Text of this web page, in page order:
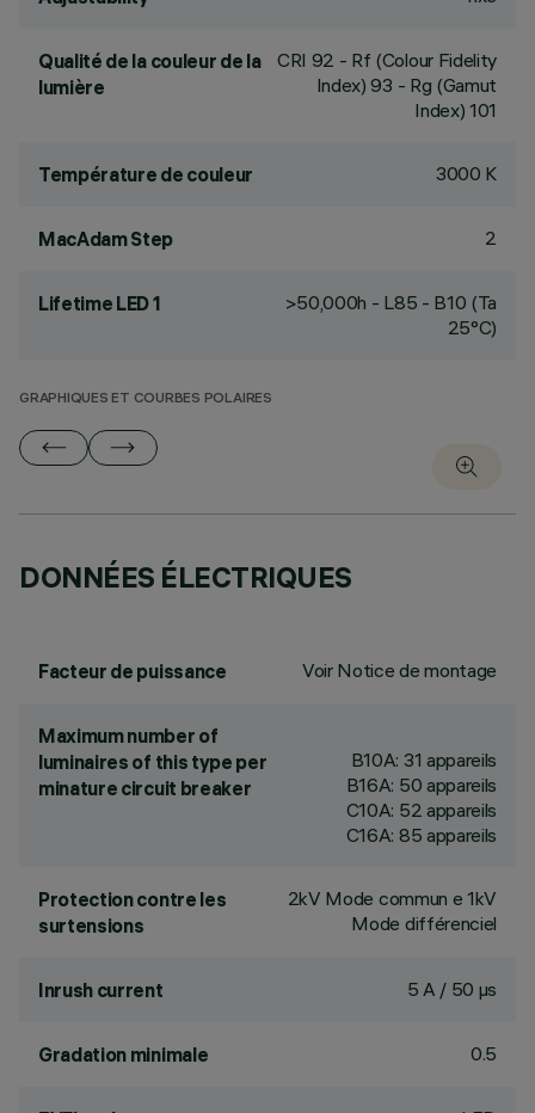
Qualité de la couleur de la
lumière
CRI 92 - Rf (Colour Fidelity
Index) 93 - Rg (Gamut
Index) 101
Température de couleur 3000 K
MacAdam Step 2
Lifetime LED 1
>50,000h - L85 - B10 (Ta
25°C)
GRAPHIQUES ET COURBES POLAIRES
DONNÉES ÉLECTRIQUES
Facteur de puissance Voir Notice de montage
Maximum number of
luminaires of this type per
minature circuit breaker
B10A: 31 appareils
B16A: 50 appareils
C10A: 52 appareils
C16A: 85 appareils
Protection contre les
surtensions
2kV Mode commun e 1kV
Mode différenciel
Inrush current 5 A / 50 µs
Gradation minimale 0.5